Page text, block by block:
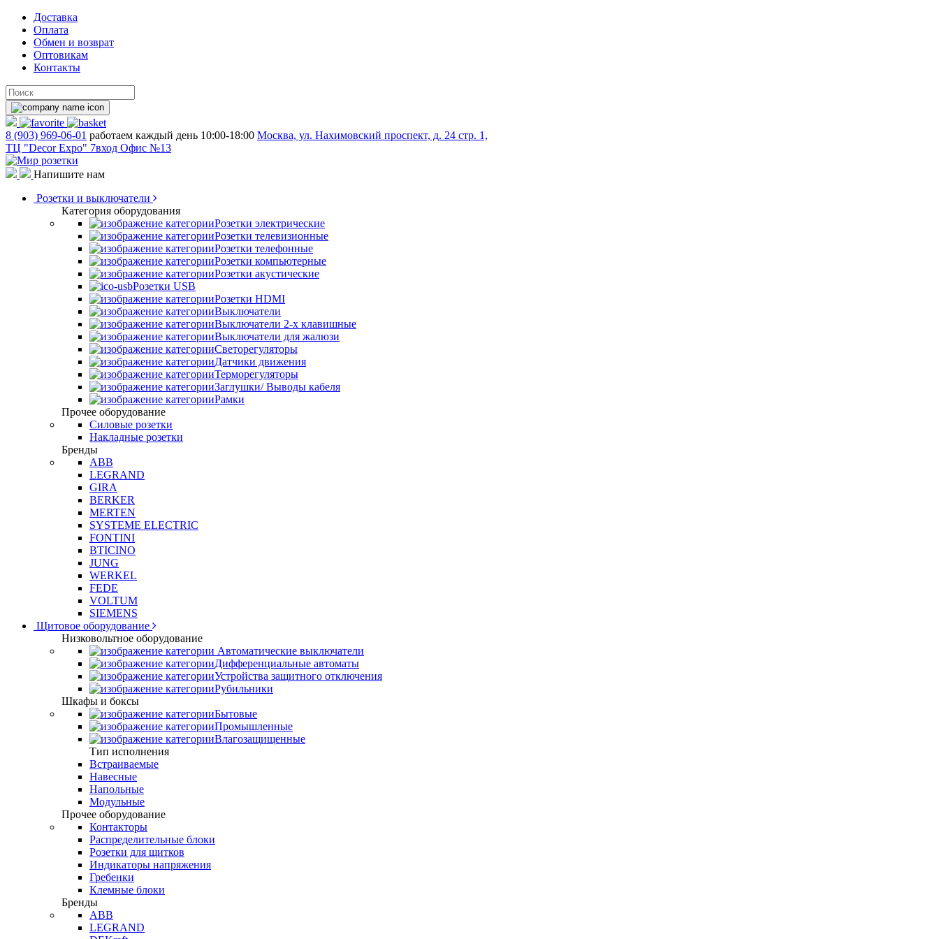
Доставка
Оплата
Обмен и возврат
Оптовикам
Контакты
8 (903) 969-06-01 работаем каждый день 10:00-18:00 Москва, ул. Нахимовский проспект, д. 24 стр. 1,
ТЦ "Decor Expo" 7вход Офис №13
Напишите нам
Розетки и выключатели
Категория оборудования
Розетки электрические
Розетки телевизионные
Розетки телефонные
Розетки компьютерные
Розетки акустические
Розетки USB
Розетки HDMI
Выключатели
Выключатели 2-х клавишные
Выключатели для жалюзи
Светорегуляторы
Датчики движения
Терморегуляторы
Заглушки/ Выводы кабеля
Рамки
Прочее оборудование
Силовые розетки
Накладные розетки
Бренды
ABB
LEGRAND
GIRA
BERKER
MERTEN
SYSTEME ELECTRIC
FONTINI
BTICINO
JUNG
WERKEL
FEDE
VOLTUM
SIEMENS
Щитовое оборудование
Низковольтное оборудование
Автоматические выключатели
Дифференциальные автоматы
Устройства защитного отключения
Рубильники
Шкафы и боксы
Бытовые
Промышленные
Влагозащищенные
Тип исполнения
Встраиваемые
Навесные
Напольные
Модульные
Прочее оборудование
Контакторы
Распределительные блоки
Розетки для щитков
Индикаторы напряжения
Гребенки
Клемные блоки
Бренды
ABB
LEGRAND